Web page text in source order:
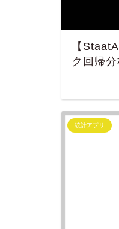
【
ク回帰
統計アプリ